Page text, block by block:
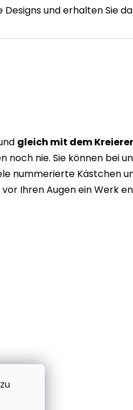
Designs und erhalten Sie
gleich mit dem
noch nie. Sie können bei
nummerierte Kästchen
Ihren Augen ein Werk